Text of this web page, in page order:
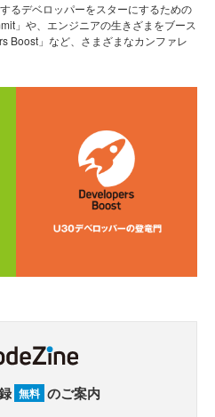
るデベロッパーをスターにするための
」や、エンジニアの生きざまをブース
Boost」など、さまざまなカンファレ
無料 のご案内